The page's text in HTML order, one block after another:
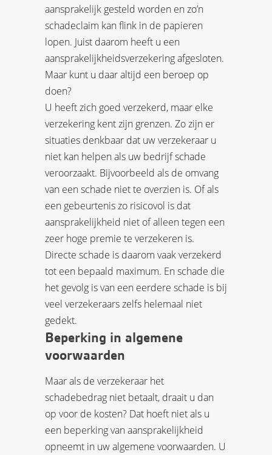
aansprakelijk gesteld worden en zo’n
schadeclaim kan flink in de papieren
lopen. Juist daarom heeft u een
aansprakelijkheidsverzekering afgesloten.
Maar kunt u daar altijd een beroep op
doen?
U heeft zich goed verzekerd, maar elke
verzekering kent zijn grenzen. Zo zijn er
situaties denkbaar dat uw verzekeraar u
niet kan helpen als uw bedrijf schade
veroorzaakt. Bijvoorbeeld als de omvang
van een schade niet te overzien is. Of als
een gebeurtenis zo risicovol is dat
aansprakelijkheid niet of alleen tegen een
zeer hoge premie te verzekeren is.
Directe schade is daarom vaak verzekerd
tot een bepaald maximum. En schade die
het gevolg is van een eerdere schade is bij
veel verzekeraars zelfs helemaal niet
gedekt.
Beperking in algemene
voorwaarden
Maar als de verzekeraar het
schadebedrag niet betaalt, draait u dan
op voor de kosten? Dat hoeft niet als u
een beperking van aansprakelijkheid
opneemt in uw algemene voorwaarden. U